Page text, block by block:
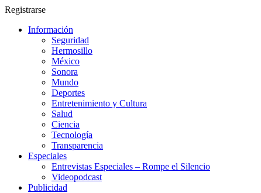
Registrarse
Información
Seguridad
Hermosillo
México
Sonora
Mundo
Deportes
Entretenimiento y Cultura
Salud
Ciencia
Tecnología
Transparencia
Especiales
Entrevistas Especiales – Rompe el Silencio
Videopodcast
Publicidad